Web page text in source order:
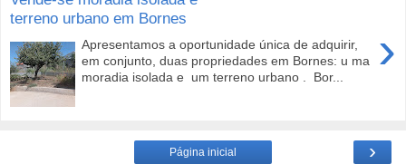
terreno urbano em Bornes
›
Apresentamos a oportunidade única de adquirir,
em conjunto, duas propriedades em Bornes: u ma
moradia isolada e um terreno urbano . Bor...
›
Página inicial